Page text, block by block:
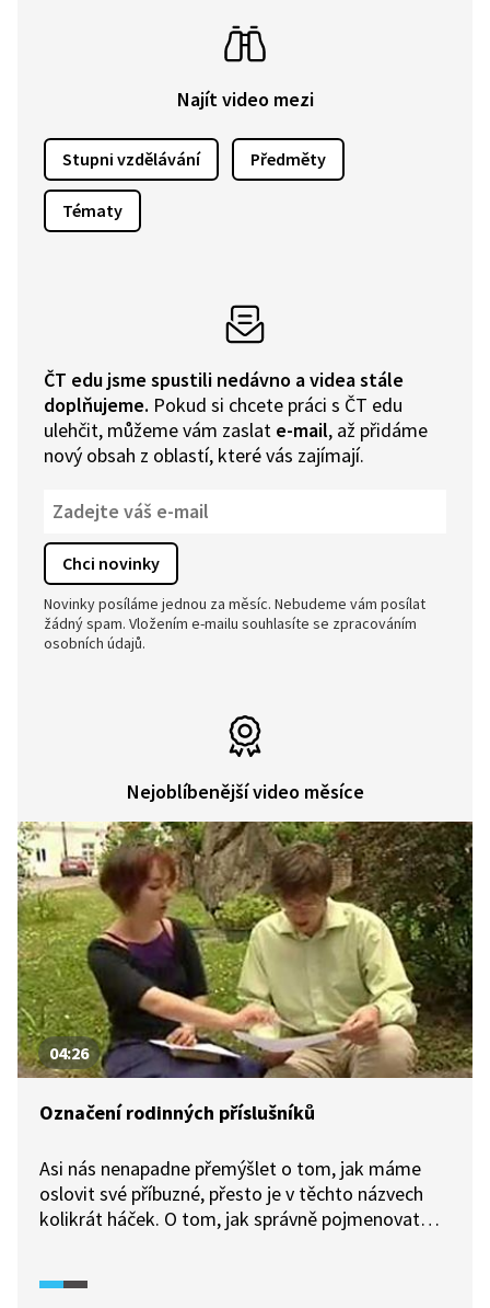
Najít video mezi
Stupni vzdělávání Předměty
Tématy
ČT edu jsme spustili nedávno a videa stále
doplňujeme. Pokud si chcete práci s ČT edu
ulehčit, můžeme vám zaslat e-mail, až přidáme
nový obsah z oblastí, které vás zajímají.
Novinky posíláme jednou za měsíc. Nebudeme vám posílat
žádný spam. Vložením e-mailu souhlasíte se zpracováním
osobních údajů.
Nejoblíbenější video měsíce
04:26
Označení rodinných příslušníků
Asi nás nenapadne přemýšlet o tom, jak máme
oslovit své příbuzné, přesto je v těchto názvech
kolikrát háček. O tom, jak správně pojmenovat
některých zastaralých pojmenování, např. svak,